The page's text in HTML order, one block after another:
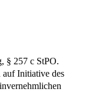
§ 257 c StPO.
auf Initiative des